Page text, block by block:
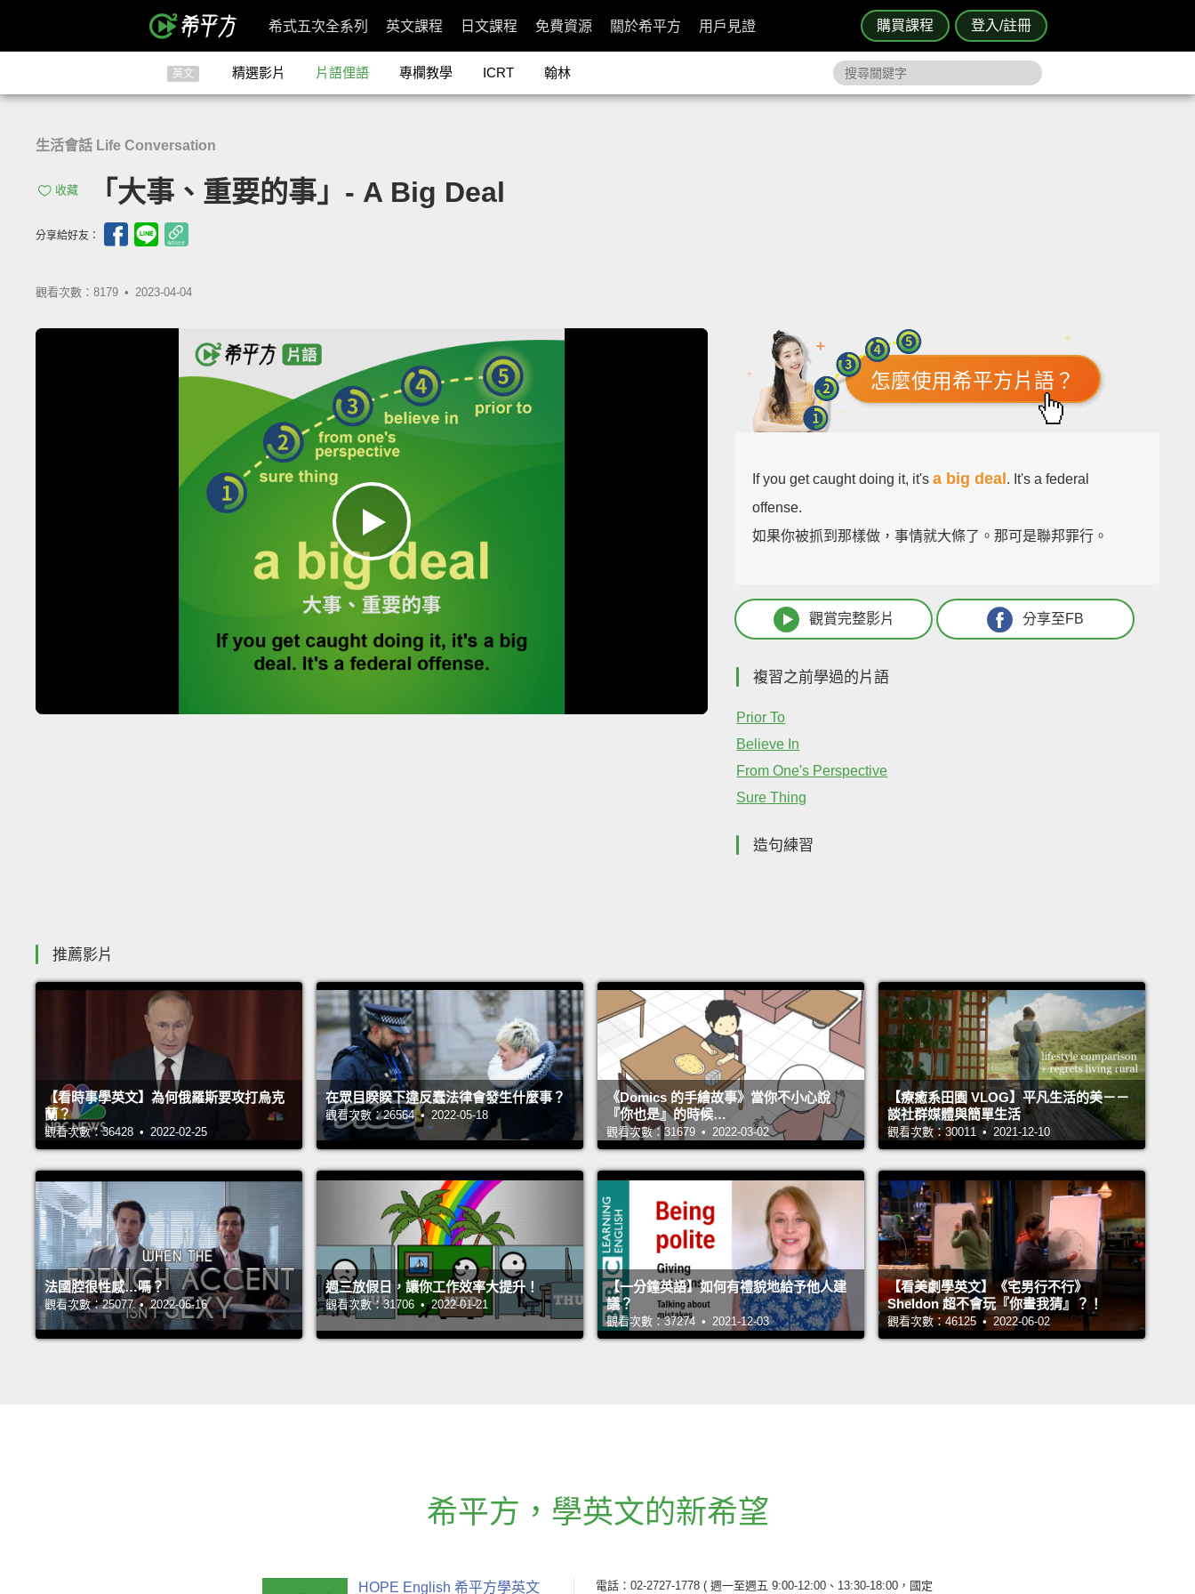
購買課程 登入/註冊
希式五次全系列 英文課程 日文課程 免費資源 關於希平方 用戶見證
英文 精選影片 片語俚語 專欄教學 ICRT 翰林
生活會話 Life Conversation
收藏 「大事、重要的事」- A Big Deal
分享給好友：
觀看次數：8179 • 2023-04-04
怎麼使用希平方片語？
If you get caught doing it, it'sa big deal. It's a federal
offense.
如果你被抓到那樣做，事情就大條了。那可是聯邦罪行。
觀賞完整影片 分享至FB
複習之前學過的片語
Prior To
Believe In
From One's Perspective
Sure Thing
造句練習
推薦影片
【看時事學英文】為何俄羅斯要攻打烏克
蘭？
觀看次數：36428 • 2022-02-25
在眾目睽睽下違反蠢法律會發生什麼事？
觀看次數：26564 • 2022-05-18
《Domics 的手繪故事》當你不小心說
『你也是』的時候…
觀看次數：31679 • 2022-03-02
【療癒系田園 VLOG】平凡生活的美－－
談社群媒體與簡單生活
觀看次數：30011 • 2021-12-10
法國腔很性感…嗎？
觀看次數：25077 • 2022-06-16
週三放假日，讓你工作效率大提升！
觀看次數：31706 • 2022-01-21
【一分鐘英語】如何有禮貌地給予他人建
議？
觀看次數：37274 • 2021-12-03
【看美劇學英文】《宅男行不行》
Sheldon 超不會玩『你畫我猜』？！
觀看次數：46125 • 2022-06-02
希平方 ， 學英文的新希望
HOPE English 希平方學英文 電話：02-2727-1778 ( 週一至週五 9:00-12:00、13:30-18:00，國定